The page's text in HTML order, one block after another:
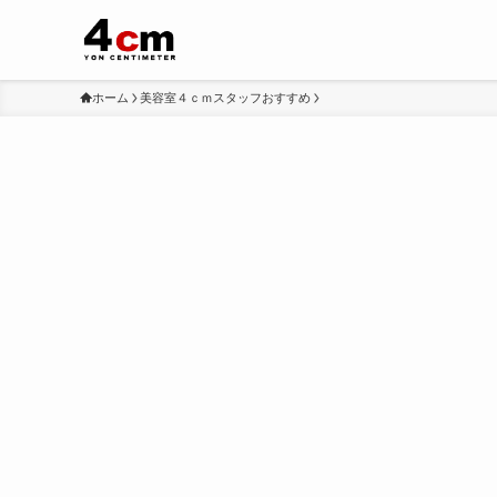
ホーム 美容室４ｃｍスタッフおすすめ